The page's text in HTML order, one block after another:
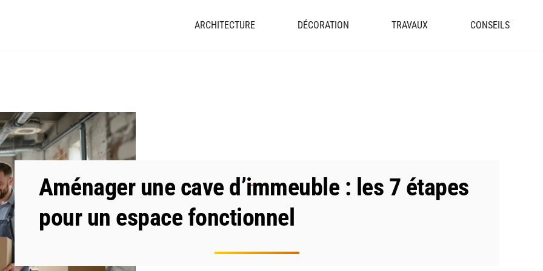
ARCHITECTURE DÉCORATION TRAVAUX CONSEILS
Aménager une cave d’immeuble : les 7 étapes
pour un espace fonctionnel